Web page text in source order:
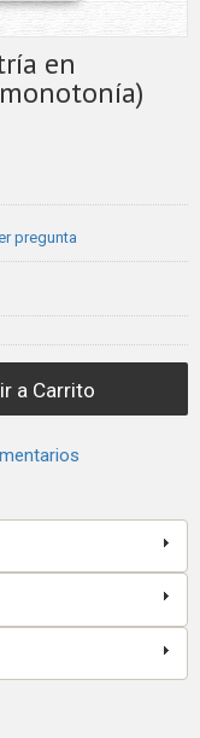
en
pregunta
a Carrito